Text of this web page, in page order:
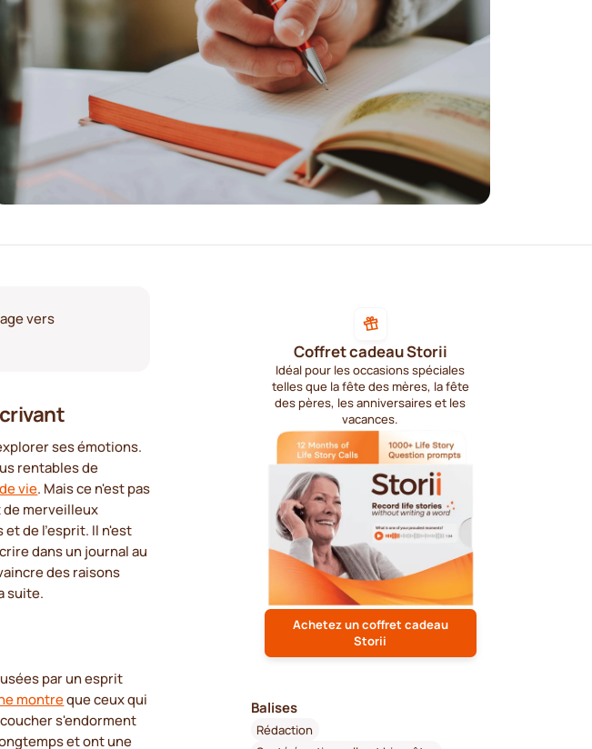
vers
ses émotions.
rentables de
vie. Mais ce n'est pas
merveilleux
et de l'esprit. Il n'est
dans un journal au
des raisons
suite.
par un esprit
montreque ceux qui
s'endorment
et ont une
Coffret cadeau Storii
Idéal pour les occasions spéciales
telles que la fête des mères, la fête
des pères, les anniversaires et les
vacances.
Achetez un coffret cadeau
Storii
Balises
Rédaction